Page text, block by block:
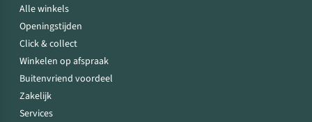
Alle winkels
Openingstijden
Click & collect
Winkelen op afspraak
Buitenvriend voordeel
Zakelijk
Services